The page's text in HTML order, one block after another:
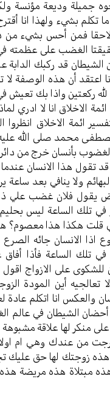
جميلة وديعة مؤنسة
بشيء ولهذا انا
فمن أحس بشيء من
الغضب على عظمته في
قد ركبك الدابة
اعتقد أن هذه الوصفة
ركعتين واذا بك تعيش
الاخلاق انا لا ادري
ائمة الاخلاق انظروا
محمد صلى الله
بأنسان خرج من
تقول هذا الانسان
ولا ينافي بعد ساعة
يقول فلان غضب علي
في تلك الساعة ليس
قلت هكذا هذا
الانسان جائه الصرع
الساعة فأذا أفاق
للشكوى على الازواج
أين المودة
والعكس انا اتكلم
أحضان الشيطان في عالم
منكر لها علاقة
من عندك وهي ام
زوجتك لها حق عليك
هذه مبتلاة هذه مريضة